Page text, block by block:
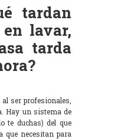
tardan
lavar,
tarda
ser profesionales,
Hay un sistema de
te duchas) del que
que necesitan para